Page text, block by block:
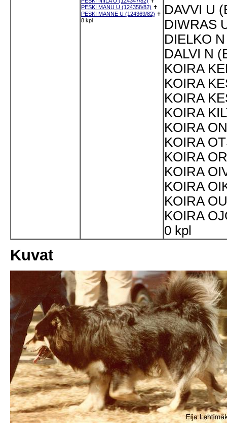
PESKI MANU U (124358/82) ✝
PESKI MANNE U (124369/82) ✝
8 kpl
DAVVI U
DIWRAS
DIELKO
DALVI N
KOIRA
KOIRA
KOIRA
KOIRA
KOIRA
KOIRA
KOIRA
KOIRA
KOIRA
KOIRA
KOIRA
0 kpl
Kuvat